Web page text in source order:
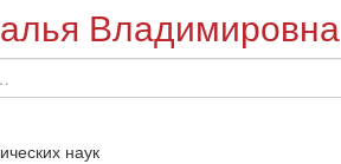
Владимировна
наук